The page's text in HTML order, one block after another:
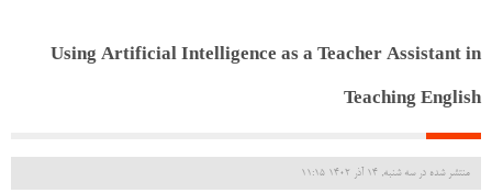
Using Artificial Intelligence as a Teacher Assistant in
Teaching English
منتشر شده در سه شنبه, 14 آذر 1402 11:15